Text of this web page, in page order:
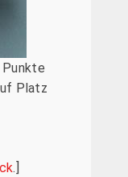
Punkte
Platz
.]